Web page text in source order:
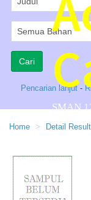
SMAN
Pencarian lanjut -
Home Detail Result